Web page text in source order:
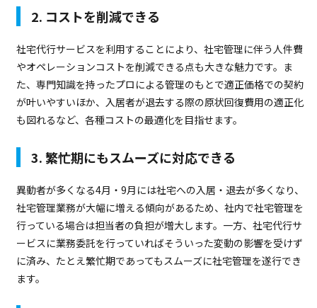
2. コストを削減できる
社宅代行サービスを利用することにより、社宅管理に伴う人件費
やオペレーションコストを削減できる点も大きな魅力です。ま
た、専門知識を持ったプロによる管理のもとで適正価格での契約
が叶いやすいほか、入居者が退去する際の原状回復費用の適正化
も図れるなど、各種コストの最適化を目指せます。
3. 繁忙期にもスムーズに対応できる
異動者が多くなる4月・9月には社宅への入居・退去が多くなり、
社宅管理業務が大幅に増える傾向があるため、社内で社宅管理を
行っている場合は担当者の負担が増大します。一方、社宅代行サ
ービスに業務委託を行っていればそういった変動の影響を受けず
に済み、たとえ繁忙期であってもスムーズに社宅管理を遂行でき
ます。